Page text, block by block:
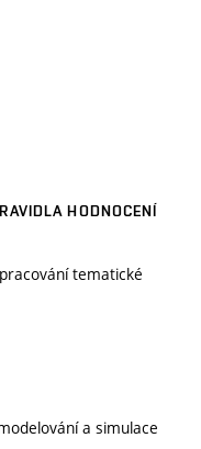
HODNOCENÍ
tematické
a simulace